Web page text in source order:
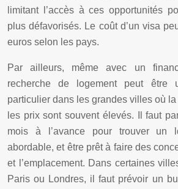
limitant l’accès à ces opportunités
plus défavorisés. Le coût d’un visa
euros selon les pays.
Par ailleurs, même avec un
recherche de logement peut être
particulier dans les grandes villes où
les prix sont souvent élevés. Il faut
mois à l’avance pour trouver un
abordable, et être prêt à faire des
et l’emplacement. Dans certaines
Paris ou Londres, il faut prévoir un